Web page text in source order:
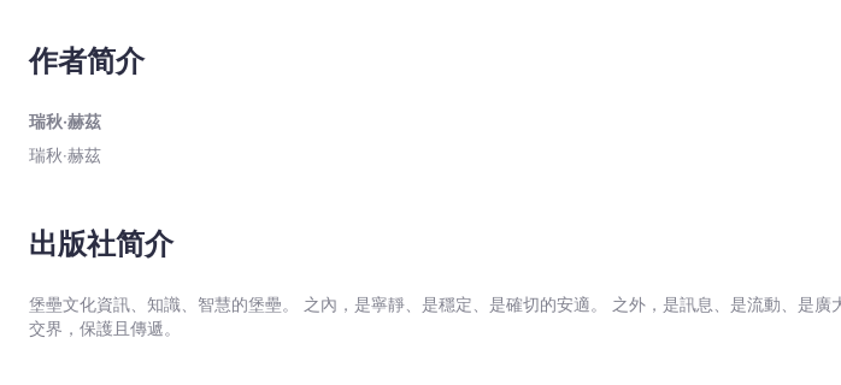
憶
與
情
的
覺
心
學
-
演化 基因 學 史 行銷 科技 ╰ ╯╰ ╯╰ ╯╰ ╯╰ ╯╰ ╯ ◌ 健康的免疫系統，好聞的體味 ◌ 氣味成了區分窮人與富人的標誌 ◌ 植
入虚構的記憶，可能有助於控制食慾 ◌ 古埃及與羅馬、中世紀歐洲香水簡史 ◌ 你偏好的香水跟你的免疫基因
豐富生活。」 ──瑞秋．赫茲博士＠2019TEDxNatick 🅥嗅覺和我們的生活品質與健康狀況息息相關 🅥五感中只有嗅覺能與情緒
體味與性吸引力之間的聯結，除有生物學上的重要性外，同時具有社會意涵，而現代生活卻可能將這一切搞砸。 ▪服用避孕
的記憶常又稱作「普魯斯特式回憶」（Proustian memories），或是「普魯斯特現象」（Proust
譽為追尋往事的「最佳線索」 ▪氣味記憶具有強烈的情緒本質，這些記憶總是出其不意地來到 ｛ 確診後喝咖啡就像在喝
覺，在醫學上稱為嗅覺缺失症（anosmia，簡稱為嗅盲）。 ▪嗅覺功能障礙發生率驚人的高，且是最常見
｛ 芳香療法的療癒魔力？｝ ▪吸入「好聞」氣味的人表示較能忍受疼痛 ▪維也納醫學大學的約翰．
作者简介
瑞秋‧赫茲
瑞秋‧赫茲
出版社简介
堡壘文化資訊、知識、智慧的堡壘。 之內，是寧靜、是穩定、是確切的安適。 之外，是訊息、是流動、是廣
交界，保護且傳遞。